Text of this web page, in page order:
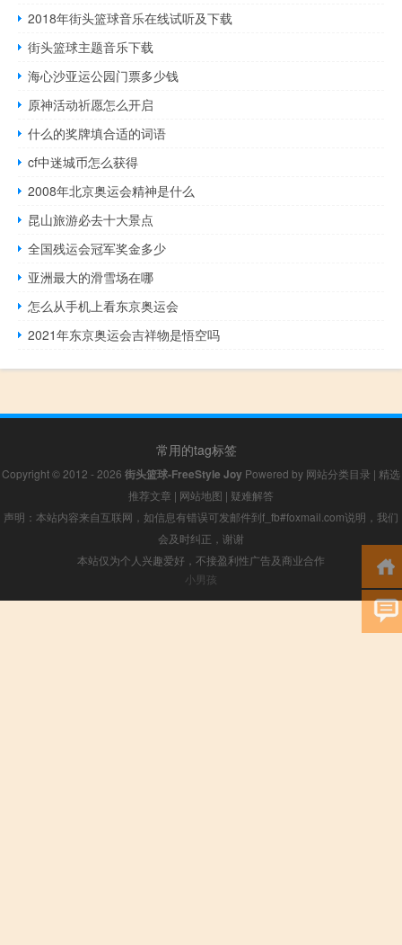
2018年街头篮球音乐在线试听及下载
街头篮球主题音乐下载
海心沙亚运公园门票多少钱
原神活动祈愿怎么开启
什么的奖牌填合适的词语
cf中迷城币怎么获得
2008年北京奥运会精神是什么
昆山旅游必去十大景点
全国残运会冠军奖金多少
亚洲最大的滑雪场在哪
怎么从手机上看东京奥运会
2021年东京奥运会吉祥物是悟空吗
常用的tag标签
Copyright © 2012 - 2026 街头篮球-FreeStyle Joy Powered by 网站分类目录 | 精选
推荐文章 | 网站地图 | 疑难解答
声明：本站内容来自互联网，如信息有错误可发邮件到f_fb#foxmail.com说明，我们
会及时纠正，谢谢
本站仅为个人兴趣爱好，不接盈利性广告及商业合作
小男孩